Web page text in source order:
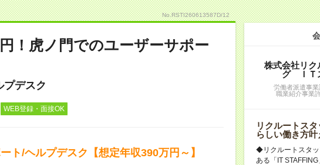
No.RSTI260613587D/12
！虎ノ門でのユーザーサポー
プデスク
WEB登録・面接OK
ト/ヘルプデスク【想定年収390万円～】
株式会社リク
グ ＩＴ
労働者派遣事
職業紹介事業
リクルートス
らしい働き方
◆リクルートスタッ
ある「IT